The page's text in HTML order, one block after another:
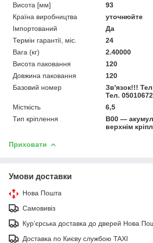
Висота [мм]
93
Країна виробництва
уточнюйте
Імпортований
Да
Термін гарантії, міс.
24
Вага (кг)
2.40000
Висота паковання
120
Довжина паковання
120
Базовий номер
Зв'язок!!!
Тел.
Місткість
6,5
Тип кріплення
B00 —
верхнім
Приховати
Умови доставки
Нова Пошта
Самовивіз
Курʼєрська доставка до дверей Нова
Доставка по Києву службою TAXI